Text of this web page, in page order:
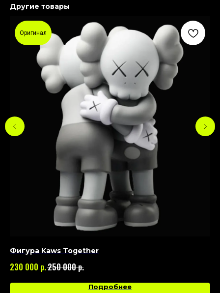
Другие товары
Оригинал
Фигура Kaws Together
230 000 р.250 000р.
Подробнее